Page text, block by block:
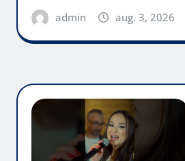
admin aug. 3, 2026